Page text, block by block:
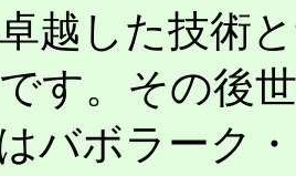
越した技術
す。その後
バボラーク